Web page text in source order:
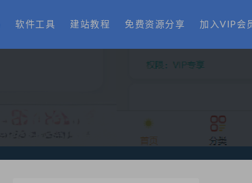
软件工具 建站教程 免费资源分享 加入VIP会